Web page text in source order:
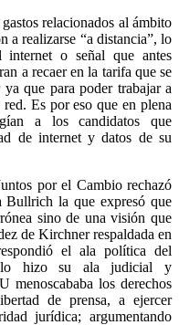
relacionados al ámbito
a realizarse “a distancia”, lo
o señal que antes
a recaer en la tarifa que se
que para poder trabajar a
Es por eso que en plena
a los candidatos que
de internet y datos de su
por el Cambio rechazó
Bullrich la que expresó que
sino de una visión que
de Kirchner respaldada en
el ala política del
lo hizo su ala judicial y
menoscababa los derechos
de prensa, a ejercer
jurídica; argumentando